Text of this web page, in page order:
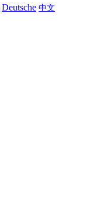
Deutsche 中文